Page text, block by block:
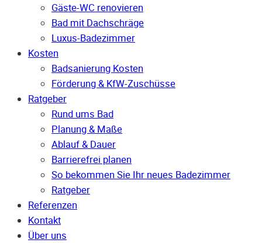
Gäste-WC renovieren
Bad mit Dachschräge
Luxus-Badezimmer
Kosten
Badsanierung Kosten
Förderung & KfW-Zuschüsse
Ratgeber
Rund ums Bad
Planung & Maße
Ablauf & Dauer
Barrierefrei planen
So bekommen Sie Ihr neues Badezimmer
Ratgeber
Referenzen
Kontakt
Über uns